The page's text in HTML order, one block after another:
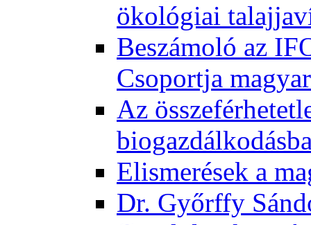
ökológiai
Beszámoló az
Csoportja
Az
Elismerések a
Dr. Győrffy